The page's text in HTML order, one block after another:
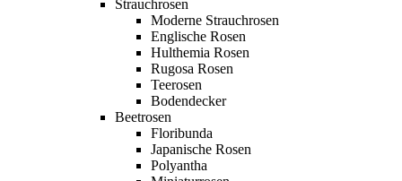
Strauchrosen
Moderne Strauchrosen
Englische Rosen
Hulthemia Rosen
Rugosa Rosen
Teerosen
Bodendecker
Beetrosen
Floribunda
Japanische Rosen
Polyantha